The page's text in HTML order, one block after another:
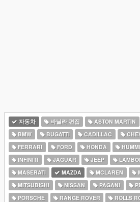
자동차 바닐라 편집 ASTON MARTIN
BMW
BUGATTI CADILLAC
FERRARI
FORD HONDA
INFINITI
JAGUAR JEEP
MASERATI
MAZDA MCLAREN
MITSUBISHI
NISSAN PAGANI
PORSCHE
RANGE ROVER ROLLS